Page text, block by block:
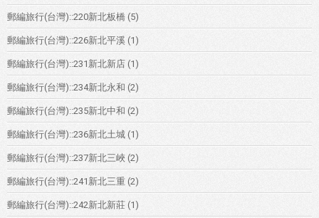
郵編旅行(台灣)::220新北板橋 (5)
郵編旅行(台灣)::226新北平溪 (1)
郵編旅行(台灣)::231新北新店 (1)
郵編旅行(台灣)::234新北永和 (2)
郵編旅行(台灣)::235新北中和 (2)
郵編旅行(台灣)::236新北土城 (1)
郵編旅行(台灣)::237新北三峽 (2)
郵編旅行(台灣)::241新北三重 (2)
郵編旅行(台灣)::242新北新莊 (1)